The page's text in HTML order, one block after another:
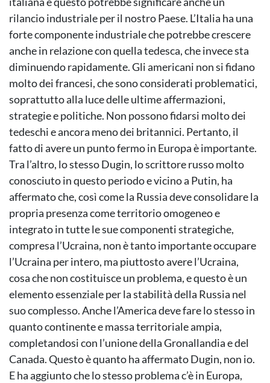
rilancio industriale per il nostro Paese. L’Italia ha una
forte componente industriale che potrebbe crescere
anche in relazione con quella tedesca, che invece sta
diminuendo rapidamente. Gli americani non si fidano
molto dei francesi, che sono considerati problematici,
soprattutto alla luce delle ultime affermazioni,
strategie e politiche. Non possono fidarsi molto dei
tedeschi e ancora meno dei britannici. Pertanto, il
fatto di avere un punto fermo in Europa è importante.
Tra l’altro, lo stesso Dugin, lo scrittore russo molto
conosciuto in questo periodo e vicino a Putin, ha
affermato che, così come la Russia deve consolidare la
propria presenza come territorio omogeneo e
integrato in tutte le sue componenti strategiche,
compresa l’Ucraina, non è tanto importante occupare
l’Ucraina per intero, ma piuttosto avere l’Ucraina,
cosa che non costituisce un problema, e questo è un
elemento essenziale per la stabilità della Russia nel
suo complesso. Anche l’America deve fare lo stesso in
quanto continente e massa territoriale ampia,
completandosi con l’unione della Gronallandia e del
Canada. Questo è quanto ha affermato Dugin, non io.
E ha aggiunto che lo stesso problema c’è in Europa,